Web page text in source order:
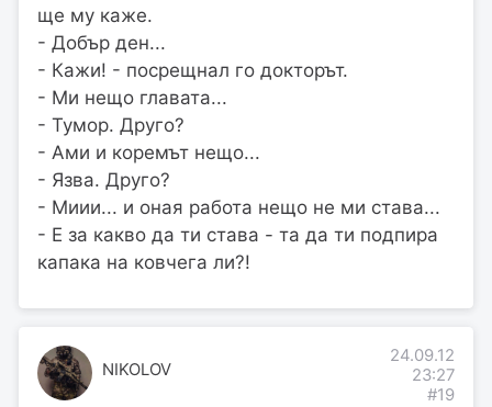
ще му каже.
- Добър ден...
- Кажи! - посрещнал го докторът.
- Ми нещо главата...
- Тумор. Друго?
- Ами и коремът нещо...
- Язва. Друго?
- Миии... и оная работа нещо не ми става...
- Е за какво да ти става - та да ти подпира
капака на ковчега ли?!
NIKOLOV
24.09.12
23:27
#19